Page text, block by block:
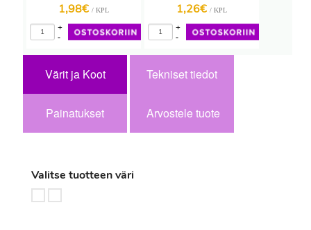
1,98€ / KPL
-
+
1,26€ / KPL
-
+
Värit ja Koot Tekniset tiedot
Painatukset Arvostele tuote
Valitse tuotteen väri